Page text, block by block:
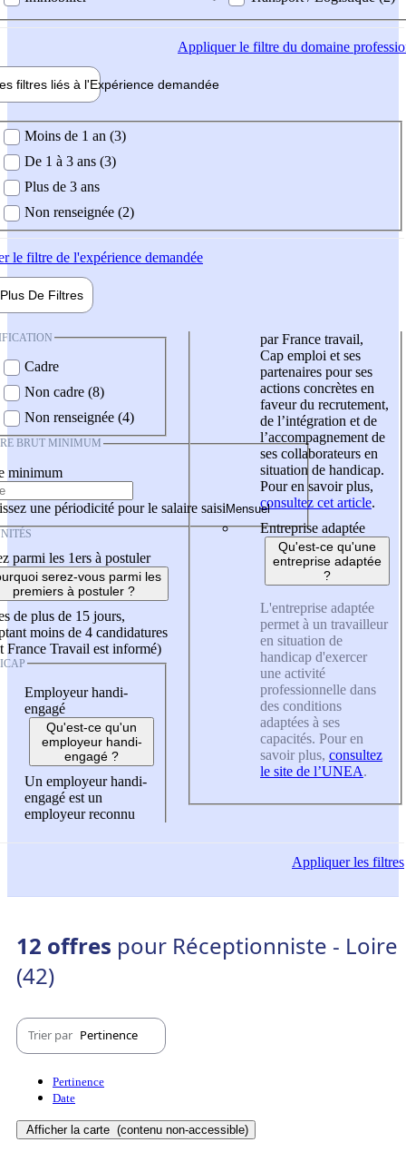
Appliquerle filtre du domaine
filtres liés à l'Expérience demandée
demandée
Moins de 1 an (3)
De 1 à 3 ans (3)
Plus de 3 ans
Non renseignée (2)
le filtre de l'expérience demandée
Plus De Filtres
Cadre
Non cadre (8)
Non renseignée (4)
BRUT MINIMUM
minimum
une périodicité pour le salaire saisi
parmi les 1ers à postuler
serez-vous parmi les
premiers à postuler ?
de plus de 15 jours,
moins de 4 candidatures
France Travail est informé)
Employeur handi-
engagé
Qu'est-ce qu'un
employeur handi-
engagé ?
Un employeur handi-
engagé est un
employeur reconnu
par France travail,
Cap emploi et ses
partenaires pour ses
actions concrètes en
faveur du recrutement,
de l’intégration et de
l’accompagnement de
ses collaborateurs en
situation de handicap.
Pour en savoir plus,
consultez cet article.
Entreprise adaptée
Qu'est-ce qu'une
entreprise adaptée
?
L'entreprise adaptée
permet à un travailleur
en situation de
handicap d'exercer
une activité
professionnelle dans
des conditions
adaptées à ses
capacités. Pour en
savoir plus, consultez
le site de l’UNEA.
Appliquerles filtres
12 offres pour Réceptionniste - Loire
(42)
Trier par Pertinence
Pertinence
Date
Afficher la carte (contenu non-accessible)